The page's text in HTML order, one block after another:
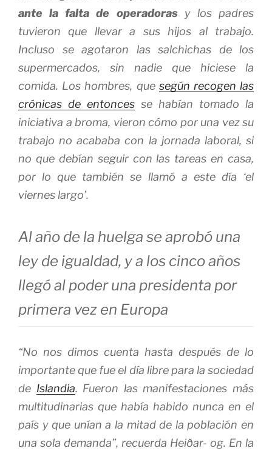
ante la falta de operadoras y los padres
tuvieron que llevar a sus hijos al trabajo.
Incluso se agotaron las salchichas de los
supermercados, sin nadie que hiciese la
comida. Los hombres, que según recogen las
crónicas de entonces se habían tomado la
iniciativa a broma, vieron cómo por una vez su
trabajo no acababa con la jornada laboral, si
no que debían seguir con las tareas en casa,
por lo que también se llamó a este día ‘el
viernes largo’.
Al año de la huelga se aprobó una
ley de igualdad, y a los cinco años
llegó al poder una presidenta por
primera vez en Europa
“No nos dimos cuenta hasta después de lo
importante que fue el día libre para la sociedad
de Islandia. Fueron las manifestaciones más
multitudinarias que había habido nunca en el
país y que unían a la mitad de la población en
una sola demanda”, recuerda Heiðar- og. En la